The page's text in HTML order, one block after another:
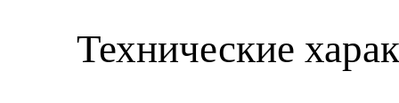
Технические